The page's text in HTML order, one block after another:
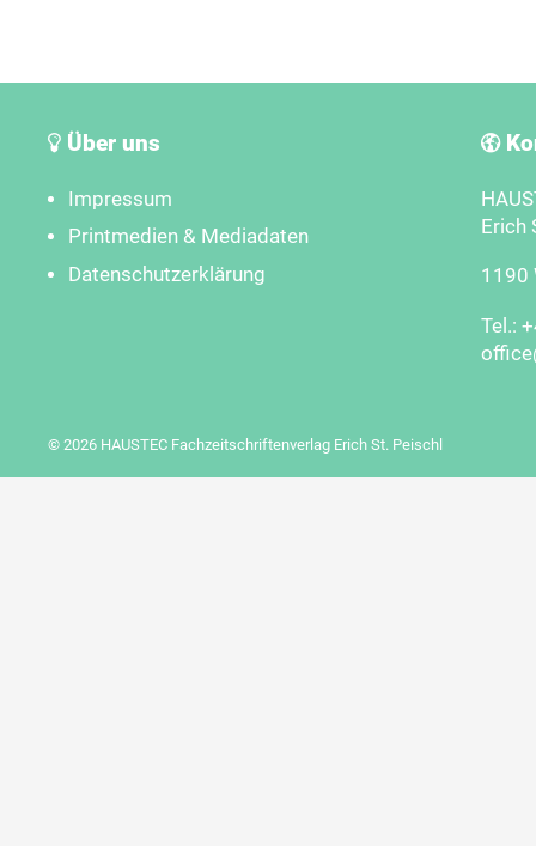
Über uns
Impressum
Printmedien & Mediadaten
Datenschutzerklärung
Erich
1190
Tel.:
© 2026 HAUSTEC Fachzeitschriftenverlag Erich St. Peischl